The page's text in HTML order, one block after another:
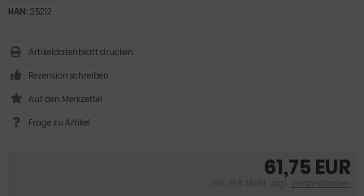
61,75 EUR
inkl. 19 % MwSt. zzgl. Versandkosten
HAN: 25212
Artikeldatenblatt drucken
Rezension schreiben
Frage zu Artikel